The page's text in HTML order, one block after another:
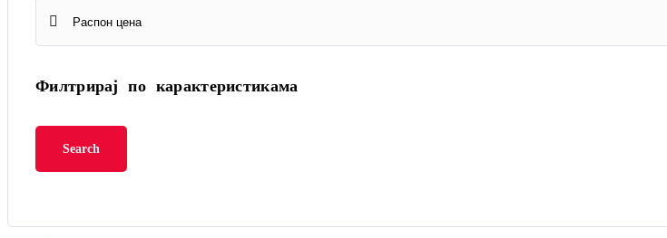
Филтрирај по карактеристикама